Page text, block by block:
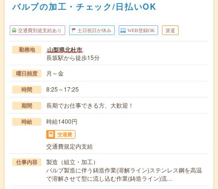
バルブの加工・チェック/日払いOK
交通費別途支給あり 土日祝日が休み WEB登録OK 派遣
勤務地 山梨県北杜市
長坂駅から徒歩15分
曜日頻度 月～金
時間 8:25～17:25
期間 長期でお仕事できる方、大歓迎！
時給 時給1400円
交通費
交通費規定内支給
仕事内容
製造（組立・加工）
バルブ製造に伴う鋳造作業(溶解ライン)ステンレス鋼を高温
で溶解させて型に流し込む作業(鋳造ライン)流…